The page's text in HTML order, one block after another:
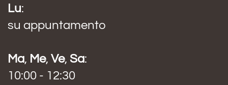
Lu:
su appuntamento
Ma, Me, Ve, Sa:
10:00 - 12:30